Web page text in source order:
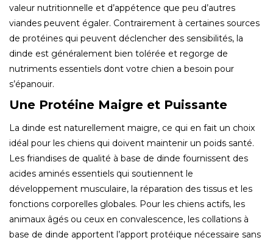
valeur nutritionnelle et d’appétence que peu d’autres
viandes peuvent égaler. Contrairement à certaines sources
de protéines qui peuvent déclencher des sensibilités, la
dinde est généralement bien tolérée et regorge de
nutriments essentiels dont votre chien a besoin pour
s’épanouir.
Une Protéine Maigre et Puissante
La dinde est naturellement maigre, ce qui en fait un choix
idéal pour les chiens qui doivent maintenir un poids santé.
Les friandises de qualité à base de dinde fournissent des
acides aminés essentiels qui soutiennent le
développement musculaire, la réparation des tissus et les
fonctions corporelles globales. Pour les chiens actifs, les
animaux âgés ou ceux en convalescence, les collations à
base de dinde apportent l’apport protéique nécessaire sans